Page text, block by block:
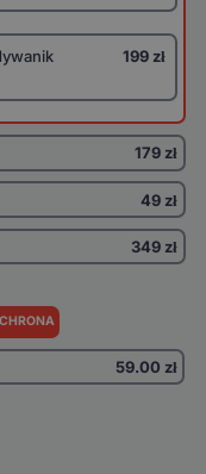
199 zł
179 zł
49 zł
349 zł
59.00 zł